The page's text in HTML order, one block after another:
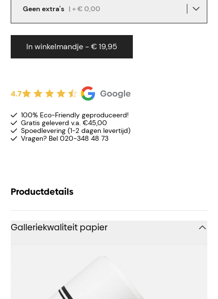
Geen extra's | + € 0,00
In winkelmandje - € 19,95
4.7
100% Eco-Friendly geproduceerd!
Gratis geleverd v.a. €45,00
Spoedlevering (1-2 dagen levertijd)
Vragen? Bel 020-348 48 73
Productdetails
Galleriekwaliteit papier